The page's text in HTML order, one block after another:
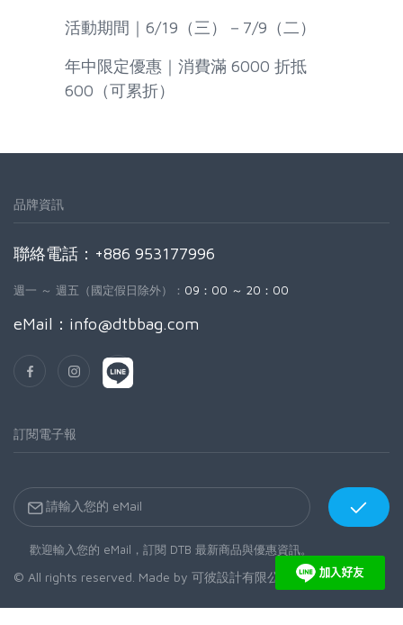
活動期間｜6/19（三）－7/9（二）
年中限定優惠｜消費滿 6000 折抵
600（可累折）
品牌資訊
聯絡電話：+886 953177996
週一 ～ 週五（國定假日除外）： 09：00 ～ 20：00
eMail： info@dtbbag.com
訂閱電子報
歡迎輸入您的 eMail，訂閱 DTB 最新商品與優惠資訊。
© All rights reserved. Made by 可彼設計有限公司